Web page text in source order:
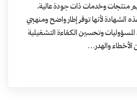
منتجات وخدمات ذات جودة عالية،
الشهادة لأنها توفر إطار واضح ومنهجي
وتحسين الكفاءة التشغيلية
والهدر…